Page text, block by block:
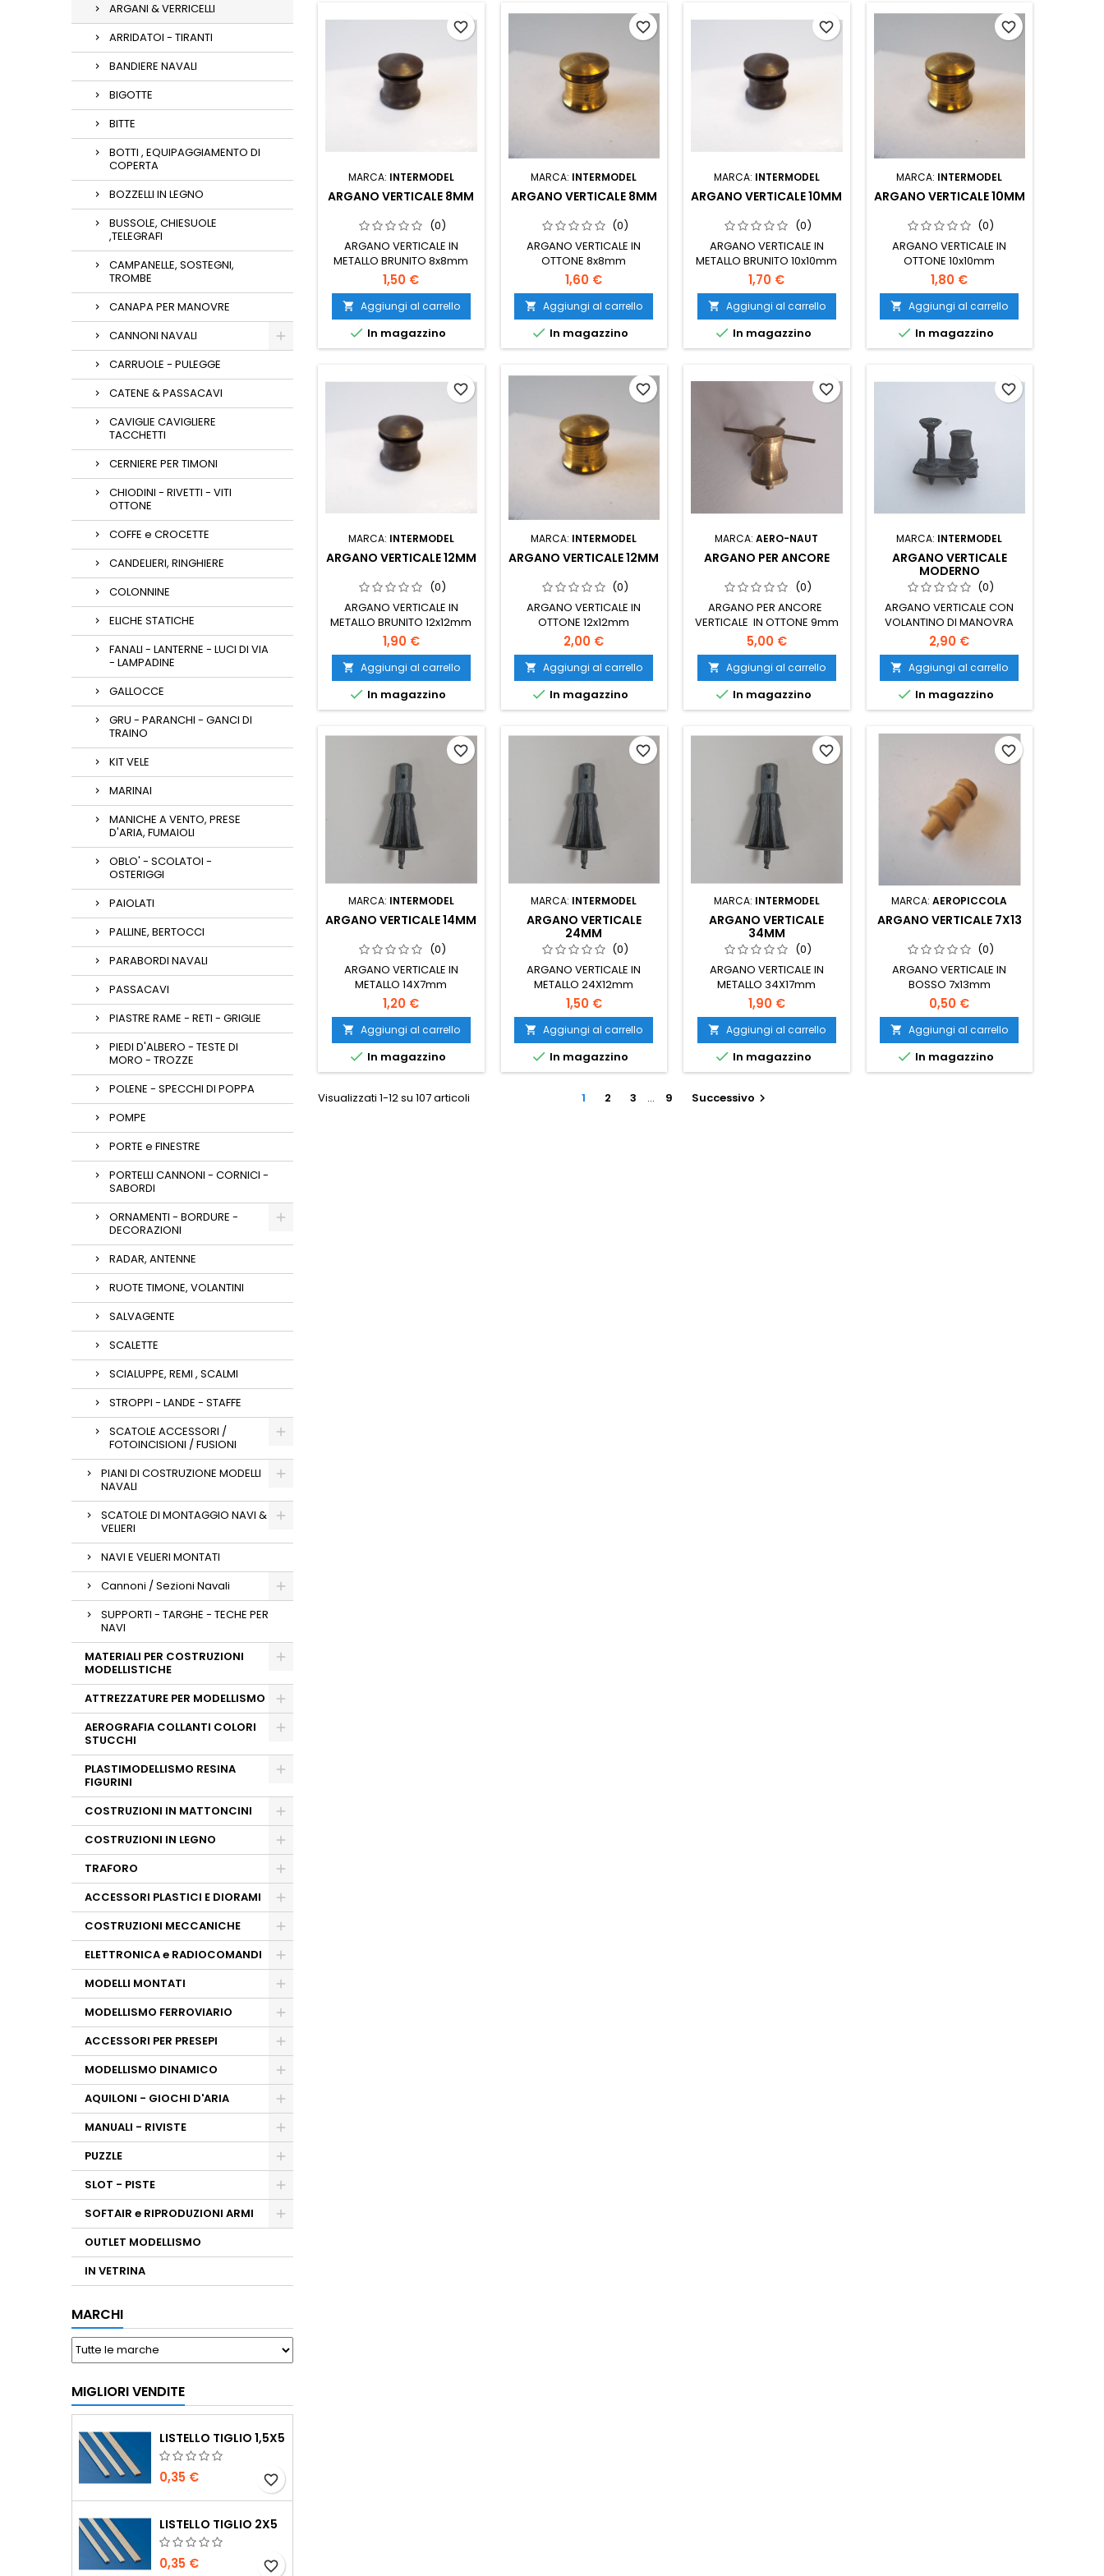
ARGANI & VERRICELLI
ARRIDATOI - TIRANTI
BANDIERE NAVALI
BIGOTTE
BITTE
BOTTI , EQUIPAGGIAMENTO DI
COPERTA
BOZZELLI IN LEGNO
BUSSOLE, CHIESUOLE
,TELEGRAFI
CAMPANELLE, SOSTEGNI,
TROMBE
CANAPA PER MANOVRE
CANNONI NAVALI
CARRUOLE - PULEGGE
CATENE & PASSACAVI
CAVIGLIE CAVIGLIERE
TACCHETTI
CERNIERE PER TIMONI
CHIODINI - RIVETTI - VITI
OTTONE
COFFE e CROCETTE
CANDELIERI, RINGHIERE
COLONNINE
ELICHE STATICHE
FANALI - LANTERNE - LUCI DI VIA
- LAMPADINE
GALLOCCE
GRU - PARANCHI - GANCI DI
TRAINO
KIT VELE
MARINAI
MANICHE A VENTO, PRESE
D'ARIA, FUMAIOLI
OBLO' - SCOLATOI -
OSTERIGGI
PAIOLATI
PALLINE, BERTOCCI
PARABORDI NAVALI
PASSACAVI
PIASTRE RAME - RETI - GRIGLIE
PIEDI D'ALBERO - TESTE DI
MORO - TROZZE
POLENE - SPECCHI DI POPPA
POMPE
PORTE e FINESTRE
PORTELLI CANNONI - CORNICI -
SABORDI
ORNAMENTI - BORDURE -
DECORAZIONI
RADAR, ANTENNE
RUOTE TIMONE, VOLANTINI
SALVAGENTE
SCALETTE
SCIALUPPE, REMI , SCALMI
STROPPI - LANDE - STAFFE
SCATOLE ACCESSORI /
FOTOINCISIONI / FUSIONI
PIANI DI COSTRUZIONE MODELLI
NAVALI
SCATOLE DI MONTAGGIO NAVI &
VELIERI
NAVI E VELIERI MONTATI
Cannoni / Sezioni Navali
SUPPORTI - TARGHE - TECHE PER
NAVI
MATERIALI PER COSTRUZIONI
MODELLISTICHE
ATTREZZATURE PER MODELLISMO
AEROGRAFIA COLLANTI COLORI
STUCCHI
PLASTIMODELLISMO RESINA
FIGURINI
COSTRUZIONI IN MATTONCINI
COSTRUZIONI IN LEGNO
TRAFORO
ACCESSORI PLASTICI E DIORAMI
COSTRUZIONI MECCANICHE
ELETTRONICA e RADIOCOMANDI
MODELLI MONTATI
MODELLISMO FERROVIARIO
ACCESSORI PER PRESEPI
MODELLISMO DINAMICO
AQUILONI - GIOCHI D'ARIA
MANUALI - RIVISTE
PUZZLE
SLOT - PISTE
SOFTAIR e RIPRODUZIONI ARMI
OUTLET MODELLISMO
IN VETRINA
MARCHI
MIGLIORI VENDITE
LISTELLO TIGLIO 1,5X5
0,35 € favorite_border
LISTELLO TIGLIO 2X5
0,35 € favorite_border
MARCA: INTERMODEL
ARGANO VERTICALE 8MM
(0)
ARGANO VERTICALE IN
METALLO BRUNITO 8x8mm
1,50 €
 Aggiungi al carrello
 In magazzino
favorite_border
MARCA: INTERMODEL
ARGANO VERTICALE 8MM
(0)
ARGANO VERTICALE IN
OTTONE 8x8mm
1,60 €
 Aggiungi al carrello
 In magazzino
favorite_border
MARCA: INTERMODEL
ARGANO VERTICALE 10MM
(0)
ARGANO VERTICALE IN
METALLO BRUNITO 10x10mm
1,70 €
 Aggiungi al carrello
 In magazzino
favorite_border
MARCA: INTERMODEL
ARGANO VERTICALE 10MM
(0)
ARGANO VERTICALE IN
OTTONE 10x10mm
1,80 €
 Aggiungi al carrello
 In magazzino
favorite_border
MARCA: INTERMODEL
ARGANO VERTICALE 12MM
(0)
ARGANO VERTICALE IN
METALLO BRUNITO 12x12mm
1,90 €
 Aggiungi al carrello
 In magazzino
favorite_border
MARCA: INTERMODEL
ARGANO VERTICALE 12MM
(0)
ARGANO VERTICALE IN
OTTONE 12x12mm
2,00 €
 Aggiungi al carrello
 In magazzino
favorite_border
MARCA:AERO-NAUT
ARGANO PER ANCORE
(0)
ARGANO PER ANCORE
VERTICALE IN OTTONE 9mm
5,00 €
 Aggiungi al carrello
 In magazzino
favorite_border
MARCA: INTERMODEL
ARGANO VERTICALE
MODERNO
(0)
ARGANO VERTICALE CON
VOLANTINO DI MANOVRA
2,90 €
 Aggiungi al carrello
 In magazzino
favorite_border
MARCA: INTERMODEL
ARGANO VERTICALE 14MM
(0)
ARGANO VERTICALE IN
METALLO 14X7mm
1,20 €
 Aggiungi al carrello
 In magazzino
favorite_border
MARCA: INTERMODEL
ARGANO VERTICALE
24MM
(0)
ARGANO VERTICALE IN
METALLO 24X12mm
1,50 €
 Aggiungi al carrello
 In magazzino
favorite_border
MARCA: INTERMODEL
ARGANO VERTICALE
34MM
(0)
ARGANO VERTICALE IN
METALLO 34X17mm
1,90 €
 Aggiungi al carrello
 In magazzino
favorite_border
MARCA:AEROPICCOLA
ARGANO VERTICALE 7X13
(0)
ARGANO VERTICALE IN
BOSSO 7x13mm
0,50 €
 Aggiungi al carrello
 In magazzino
favorite_border
Visualizzati 1-12 su 107 articoli 1 2 3 … 9 Successivo 